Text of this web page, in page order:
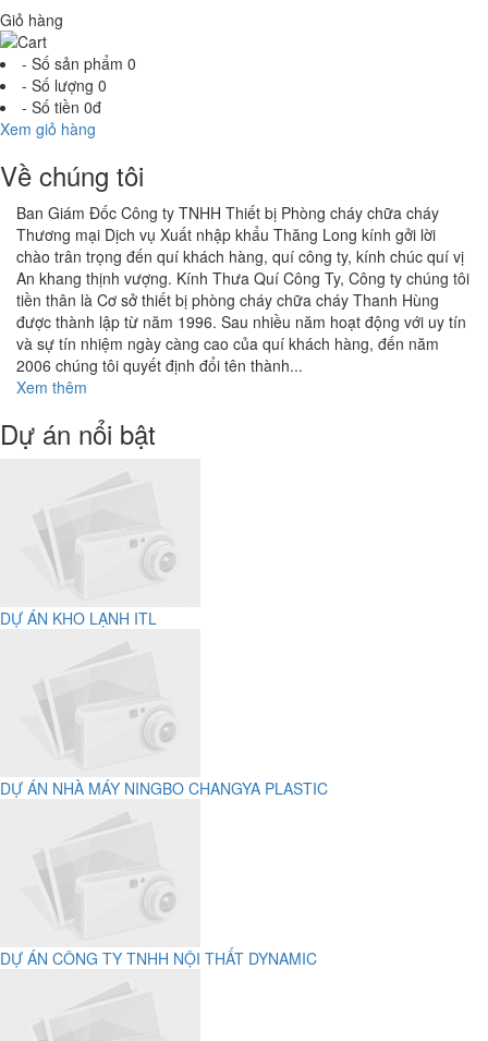
Giỏ hàng
- Số sản phẩm 0
- Số lượng 0
- Số tiền 0đ
Xem giỏ hàng
Về chúng tôi
Ban Giám Đốc Công ty TNHH Thiết bị Phòng cháy chữa cháy
Thương mại Dịch vụ Xuất nhập khẩu Thăng Long kính gởi lời
chào trân trọng đến quí khách hàng, quí công ty, kính chúc quí vị
An khang thịnh vượng. Kính Thưa Quí Công Ty, Công ty chúng tôi
tiền thân là Cơ sở thiết bị phòng cháy chữa cháy Thanh Hùng
được thành lập từ năm 1996. Sau nhiều năm hoạt động với uy tín
và sự tín nhiệm ngày càng cao của quí khách hàng, đến năm
2006 chúng tôi quyết định đổi tên thành...
Xem thêm
Dự án nổi bật
DỰ ÁN KHO LẠNH ITL
DỰ ÁN NHÀ MÁY NINGBO CHANGYA PLASTIC
DỰ ÁN CÔNG TY TNHH NỘI THẤT DYNAMIC